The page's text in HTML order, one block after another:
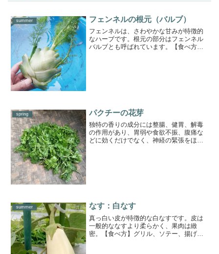
summer フェンネルの根元（バルブ）
フェンネルは、さわやかな甘みが特徴的
なハーブです。根元の部分はフェンネル
バルブとも呼ばれています。【食べ方】
spring パクチーの花芽
独特の香りの成分には整腸、健胃、解毒
の作用があり、胃弱や食欲不振、腹痛な
どに効くだけでなく、神経の緊張をほぐ
summer なす：白なす
真っ白い皮が特徴的な白なすです。皮は
一般的ななすより柔らかく、果肉は緻
密。【食べ方】グリル、ソテー、揚げも